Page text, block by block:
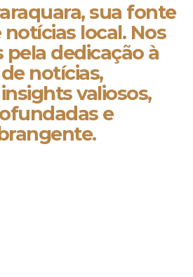
sua fonte
local. Nos
dedicação à
notícias,
valiosos,
e